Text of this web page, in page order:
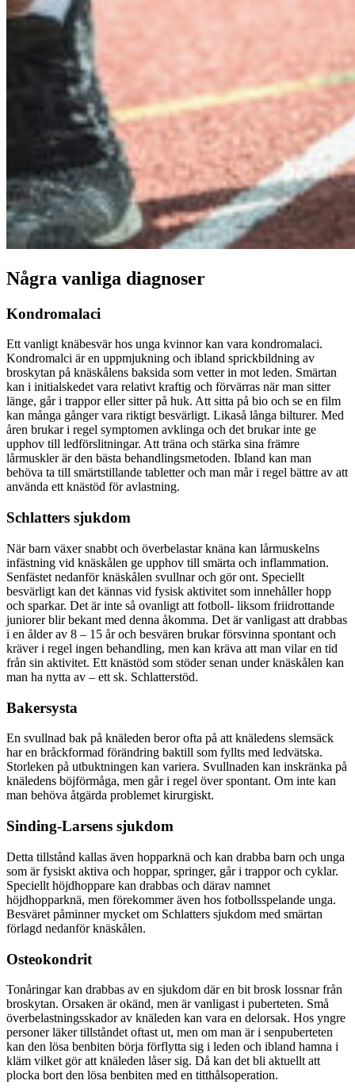
Några vanliga diagnoser
Kondromalaci
Ett vanligt knäbesvär hos unga kvinnor kan vara kondromalaci.
Kondromalci är en uppmjukning och ibland sprickbildning av
broskytan på knäskålens baksida som vetter in mot leden. Smärtan
kan i initialskedet vara relativt kraftig och förvärras när man sitter
länge, går i trappor eller sitter på huk. Att sitta på bio och se en film
kan många gånger vara riktigt besvärligt. Likaså långa bilturer. Med
åren brukar i regel symptomen avklinga och det brukar inte ge
upphov till ledförslitningar. Att träna och stärka sina främre
lårmuskler är den bästa behandlingsmetoden. Ibland kan man
behöva ta till smärtstillande tabletter och man mår i regel bättre av att
använda ett knästöd för avlastning.
Schlatters sjukdom
När barn växer snabbt och överbelastar knäna kan lårmuskelns
infästning vid knäskålen ge upphov till smärta och inflammation.
Senfästet nedanför knäskålen svullnar och gör ont. Speciellt
besvärligt kan det kännas vid fysisk aktivitet som innehåller hopp
och sparkar. Det är inte så ovanligt att fotboll- liksom friidrottande
juniorer blir bekant med denna åkomma. Det är vanligast att drabbas
i en ålder av 8 – 15 år och besvären brukar försvinna spontant och
kräver i regel ingen behandling, men kan kräva att man vilar en tid
från sin aktivitet. Ett knästöd som stöder senan under knäskålen kan
man ha nytta av – ett sk. Schlatterstöd.
Bakersysta
En svullnad bak på knäleden beror ofta på att knäledens slemsäck
har en bråckformad förändring baktill som fyllts med ledvätska.
Storleken på utbuktningen kan variera. Svullnaden kan inskränka på
knäledens böjförmåga, men går i regel över spontant. Om inte kan
man behöva åtgärda problemet kirurgiskt.
Sinding-Larsens sjukdom
Detta tillstånd kallas även hopparknä och kan drabba barn och unga
som är fysiskt aktiva och hoppar, springer, går i trappor och cyklar.
Speciellt höjdhoppare kan drabbas och därav namnet
höjdhopparknä, men förekommer även hos fotbollsspelande unga.
Besväret påminner mycket om Schlatters sjukdom med smärtan
förlagd nedanför knäskålen.
Osteokondrit
Tonåringar kan drabbas av en sjukdom där en bit brosk lossnar från
broskytan. Orsaken är okänd, men är vanligast i puberteten. Små
överbelastningsskador av knäleden kan vara en delorsak. Hos yngre
personer läker tillståndet oftast ut, men om man är i senpuberteten
kan den lösa benbiten börja förflytta sig i leden och ibland hamna i
kläm vilket gör att knäleden låser sig. Då kan det bli aktuellt att
plocka bort den lösa benbiten med en titthålsoperation.